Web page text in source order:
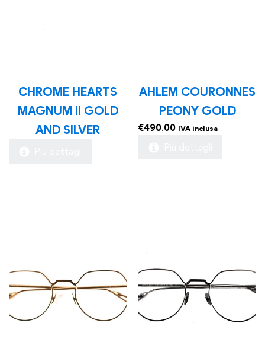
CHROME HEARTS
MAGNUM II GOLD
AND SILVER
AHLEM COURONNES
PEONY GOLD
€490.00 IVA inclusa